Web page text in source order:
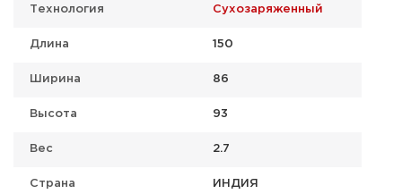
Технология Сухозаряженный
Длина 150
Ширина 86
Высота 93
Вес 2.7
Страна
ИНДИЯ